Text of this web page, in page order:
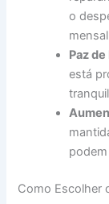
o
Paz
está
Como Escolher